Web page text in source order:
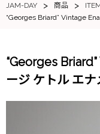
JAM-DAY > 商品 >
“Georges Briard” Vintage
“Georges
ージ ケトル エナ